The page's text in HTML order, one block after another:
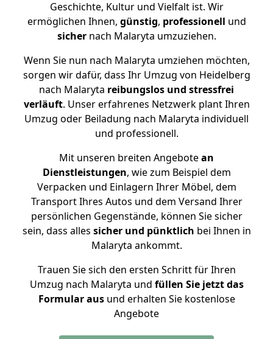
Geschichte, Kultur und Vielfalt ist. Wir
ermöglichen Ihnen, günstig, professionell und
sichernach Malaryta umzuziehen.
Wenn Sie nun nach Malaryta umziehen möchten,
sorgen wir dafür, dass Ihr Umzug von Heidelberg
nach Malaryta reibungslos und stressfrei
verläuft. Unser erfahrenes Netzwerk plant Ihren
Umzug oder Beiladung nach Malaryta individuell
und professionell.
Mit unseren breiten Angebotean
Dienstleistungen, wie zum Beispiel dem
Verpacken und Einlagern Ihrer Möbel, dem
Transport Ihres Autos und dem Versand Ihrer
persönlichen Gegenstände, können Sie sicher
sein, dass alles sicher und pünktlich bei Ihnen in
Malaryta ankommt.
Trauen Sie sich den ersten Schritt für Ihren
Umzug nach Malaryta und füllen Sie jetzt das
Formular ausund erhalten Sie kostenlose
Angebote